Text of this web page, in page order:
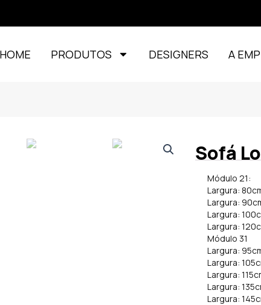
HOME PRODUTOS DESIGNERS A
Sofá
Módulo 21:
Largura:
Largura:
Largura:
Largura:
Módulo 31
Largura:
Largura:
Largura:
Largura:
Largura: